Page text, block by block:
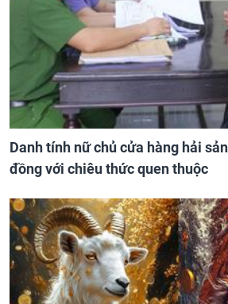
Danh tính nữ chủ cửa hàng hải
đồng với chiêu thức quen thuộc